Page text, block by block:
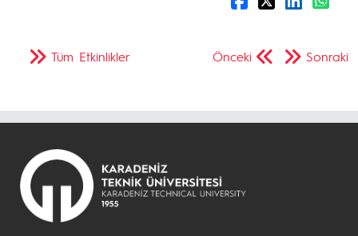
Önceki Sonraki
Tüm Etkinlikler